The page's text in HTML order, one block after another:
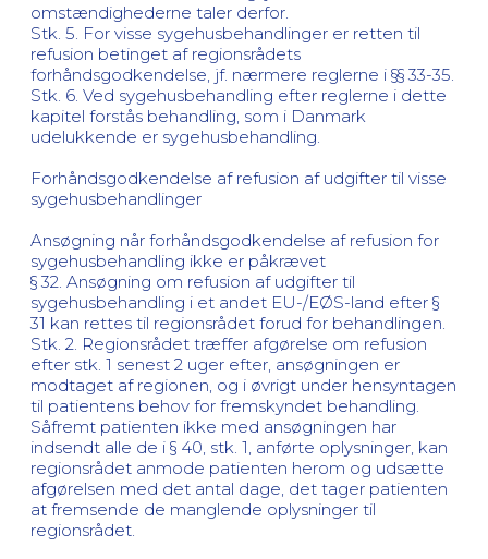
omstændighederne taler derfor.
Stk. 5. For visse sygehusbehandlinger er retten til
refusion betinget af regionsrådets
forhåndsgodkendelse, jf. nærmere reglerne i §§ 33-35.
Stk. 6. Ved sygehusbehandling efter reglerne i dette
kapitel forstås behandling, som i Danmark
udelukkende er sygehusbehandling.
Forhåndsgodkendelse af refusion af udgifter til visse
sygehusbehandlinger
Ansøgning når forhåndsgodkendelse af refusion for
sygehusbehandling ikke er påkrævet
§ 32. Ansøgning om refusion af udgifter til
sygehusbehandling i et andet EU-/EØS-land efter §
31 kan rettes til regionsrådet forud for behandlingen.
Stk. 2. Regionsrådet træffer afgørelse om refusion
efter stk. 1 senest 2 uger efter, ansøgningen er
modtaget af regionen, og i øvrigt under hensyntagen
til patientens behov for fremskyndet behandling.
Såfremt patienten ikke med ansøgningen har
indsendt alle de i § 40, stk. 1, anførte oplysninger, kan
regionsrådet anmode patienten herom og udsætte
afgørelsen med det antal dage, det tager patienten
at fremsende de manglende oplysninger til
regionsrådet.